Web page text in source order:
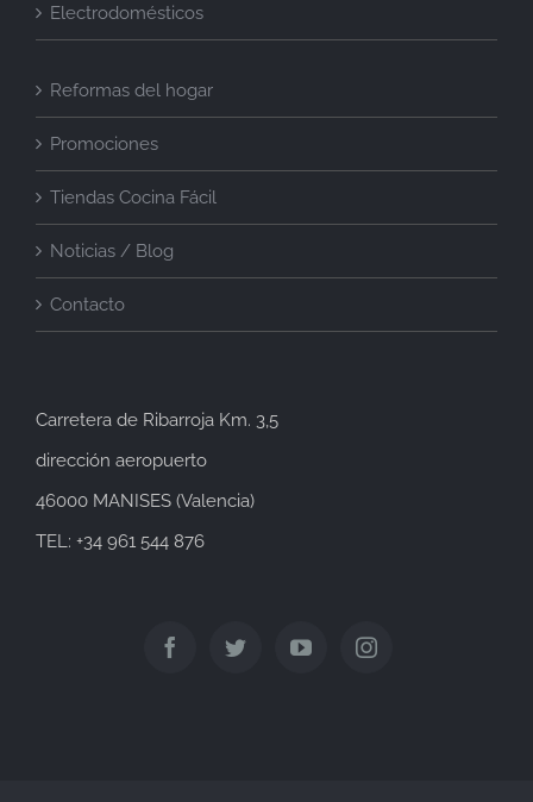
Electrodomésticos
Reformas del hogar
Promociones
Tiendas Cocina Fácil
Noticias / Blog
Contacto
Carretera de Ribarroja Km. 3,5
dirección aeropuerto
46000 MANISES (Valencia)
TEL: +34 961 544 876